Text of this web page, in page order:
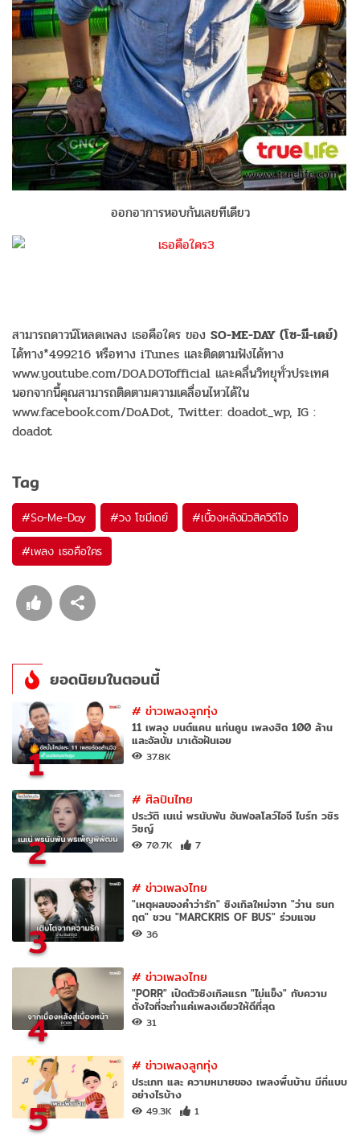
ออกอาการหอบกันเลยทีเดียว
สามารถดาวน์โหลดเพลง เธอคือใคร ของ SO-ME-DAY (โซ-มี-เดย์)
ได้ทาง*499216 หรือทาง iTunes และติดตามฟังได้ทาง
www.youtube.com/DOADOTofficial และคลื่นวิทยุทั่วประเทศ
นอกจากนี้คุณสามารถติดตามความเคลื่อนไหวได้ใน
www.facebook.com/DoADot, Twitter: doadot_wp, IG :
doadot
Tag
#So-Me-Day #วง โซมีเดย์ #เบื้องหลังมิวสิควิดีโอ
#เพลง เธอคือใคร
ยอดนิยมในตอนนี้
1
#ข่าวเพลงลูกทุ่ง
11 เพลง มนต์แคน แก่นคูน เพลงฮิต 100 ล้าน
และอัลบั้ม มาเด้อฝันเอย
37.8K
2
#ศิลปินไทย
ประวัติ เนเน่ พรนับพัน อันฟอลโลว์ไอจี ไบร์ท วชิร
วิชญ์
70.7K 7
3
#ข่าวเพลงไทย
"เหตุผลของคำว่ารัก" ซิงเกิลใหม่จาก "ว่าน ธนก
ฤต" ชวน "MARCKRIS OF BUS" ร่วมแจม
36
4
#ข่าวเพลงไทย
"PORR" เปิดตัวซิงเกิลแรก "ไม่แข็ง" กับความ
ตั้งใจที่จะทำแค่เพลงเดียวให้ดีที่สุด
31
5
#ข่าวเพลงลูกทุ่ง
ประเภท และ ความหมายของ เพลงพื้นบ้าน มีกี่แบบ
อย่างไรบ้าง
49.3K 1